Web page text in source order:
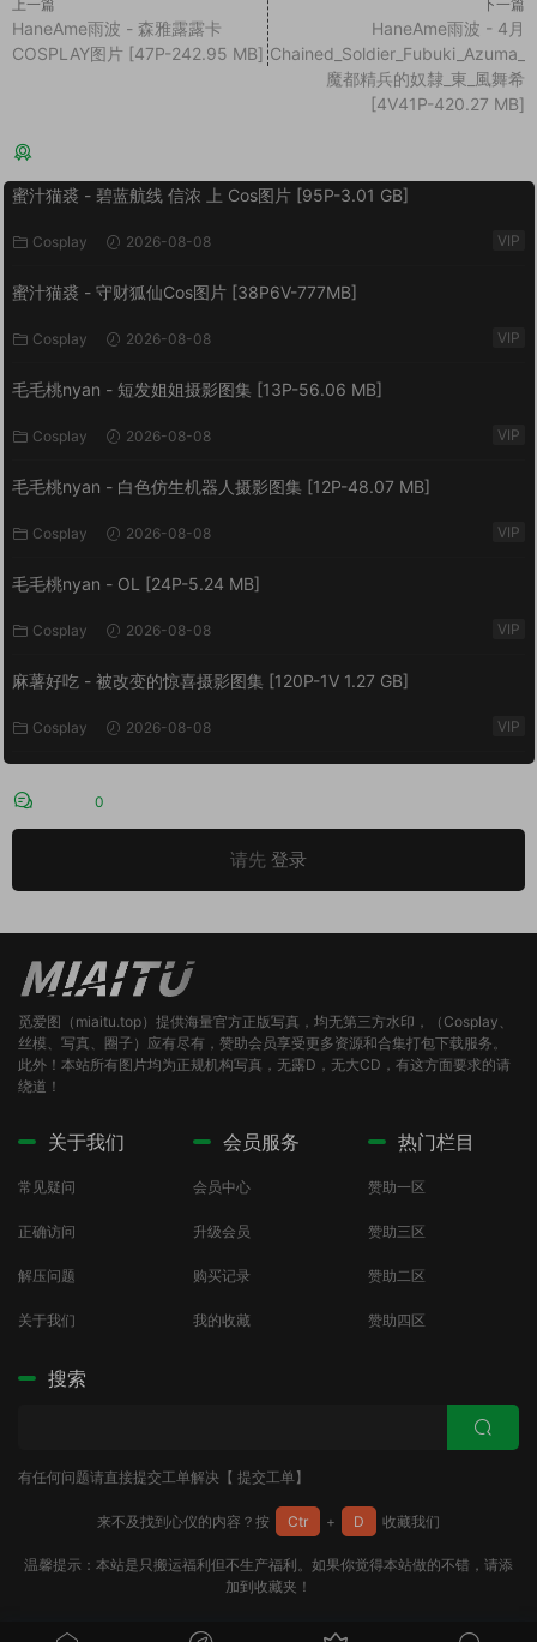
上一篇
HaneAme雨波 - 森雅露露卡
COSPLAY图片 [47P-242.95 MB]
下一篇
HaneAme雨波 - 4月
Chained_Soldier_Fubuki_Azuma_
魔都精兵的奴隸_東_風舞希
[4V41P-420.27 MB]
蜜汁猫裘 - 碧蓝航线 信浓 上 Cos图片 [95P-3.01 GB]
Cosplay 2026-08-08 VIP
蜜汁猫裘 - 守财狐仙Cos图片 [38P6V-777MB]
Cosplay 2026-08-08 VIP
毛毛桃nyan - 短发姐姐摄影图集 [13P-56.06 MB]
Cosplay 2026-08-08 VIP
毛毛桃nyan - 白色仿生机器人摄影图集 [12P-48.07 MB]
Cosplay 2026-08-08 VIP
毛毛桃nyan - OL [24P-5.24 MB]
Cosplay 2026-08-08 VIP
麻薯好吃 - 被改变的惊喜摄影图集 [120P-1V 1.27 GB]
Cosplay 2026-08-08 VIP
0
请先 登录
觅爱图（miaitu.top）提供海量官方正版写真，均无第三方水印，（Cosplay、
丝模、写真、圈子）应有尽有，赞助会员享受更多资源和合集打包下载服务。
此外！本站所有图片均为正规机构写真，无露D，无大CD，有这方面要求的请
绕道！
关于我们
常见疑问
正确访问
解压问题
关于我们
会员服务
会员中心
升级会员
购买记录
我的收藏
热门栏目
赞助一区
赞助三区
赞助二区
赞助四区
搜索
有任何问题请直接提交工单解决【 提交工单】
来不及找到心仪的内容？按 Ctr + D 收藏我们
温馨提示：本站是只搬运福利但不生产福利。如果你觉得本站做的不错，请添
加到收藏夹！